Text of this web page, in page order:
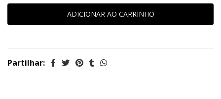
Partilhar: